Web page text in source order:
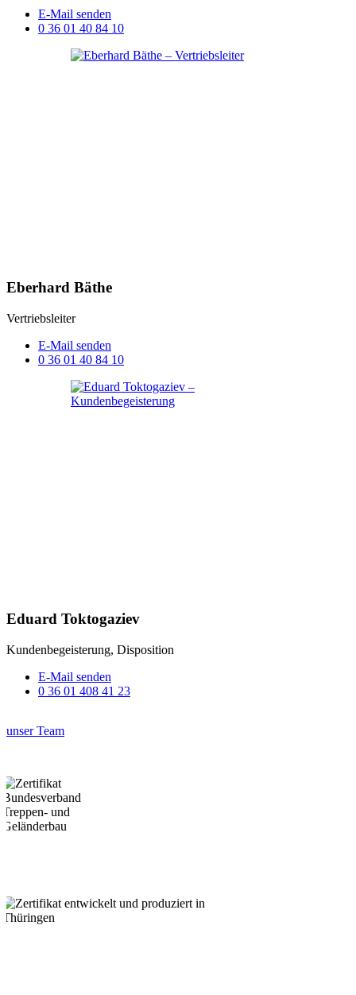
E-Mail senden
0 36 01 40 84 10
Eberhard Bäthe
Vertriebsleiter
E-Mail senden
0 36 01 40 84 10
Eduard Toktogaziev
Kundenbegeisterung, Disposition
E-Mail senden
0 36 01 408 41 23
unser Team